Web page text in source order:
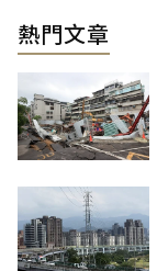
熱門文章